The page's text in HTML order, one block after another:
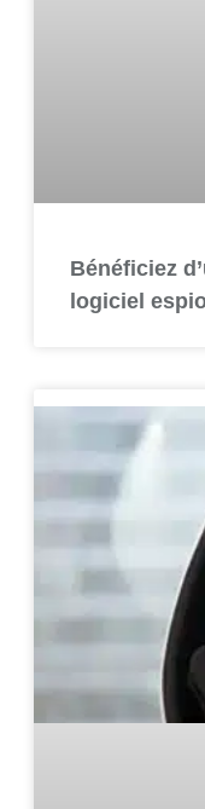
Bénéficiez
logiciel